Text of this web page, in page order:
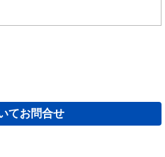
てお問合せ